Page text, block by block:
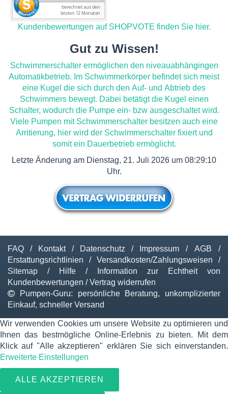
Kundenbewertungen auf SHOPVOTE finden Sie hier.
Gut zu Wissen!
Schwimmerschalter ermöglichen den niveauabhängingen
Automatikbetrieb. Im Schwimmerkörper befindet sich meist
eine Kugel die sich durch den Auf- und Abtrieb des
Schwimmers bewegt. Dabei betätigt die Kugel einen
Schalter, wodurch die Pumpe ein- bzw ausgeschaltet wird.
Viele Pumpen mit Schwimmerschalter besitzen auch eine
Arritierung, hier wird der Schwimmerschalter fixiert und
somit ein Dauerbetrieb ermöglicht.
Letzte Änderung am Dienstag, 21. Juli 2026 um 08:29:10
Uhr.
FAQ / Kontakt / Datenschutz / Impressum / AGB
/
Erstattungsrichtlinien
/ Versandkosten/Zahlungsweisen
/
Sitemap
/ Hilfe /
Information zur Echtheit von
Kundenbewertungen / Vertrag widerrufen
Pumpen-Guru: persönliche Beratung, unkomplizierter
Einkauf, schneller Versand
Wir verwenden Cookies um unsere Website zu optimieren und
Ihnen das bestmögliche Online-Erlebnis zu bieten. Mit dem
Klick auf "Alle akzeptieren" erklären Sie sich einverstanden.
Erweiterte Einstellungen
ALLE AKZEPTIEREN